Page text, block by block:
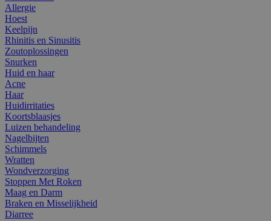
Allergie
Hoest
Keelpijn
Rhinitis en Sinusitis
Zoutoplossingen
Snurken
Huid en haar
Acne
Haar
Huidirritaties
Koortsblaasjes
Luizen behandeling
Nagelbijten
Schimmels
Wratten
Wondverzorging
Stoppen Met Roken
Maag en Darm
Braken en Misselijkheid
Diarree